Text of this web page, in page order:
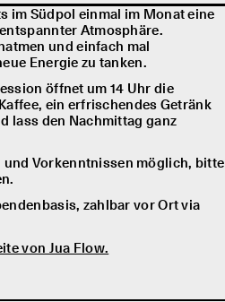
im Südpol einmal im Monat eine
Atmosphäre.
und einfach mal
Energie zu tanken.
öffnet um 14 Uhr die
ein erfrischendes Getränk
lass den Nachmittag ganz
und Vorkenntnissen möglich, bitte
zahlbar vor Ort via
von Jua Flow.